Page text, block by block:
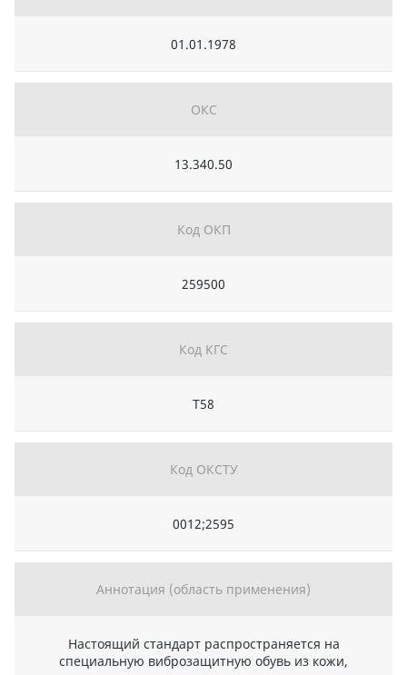
01.01.1978
ОКС
13.340.50
Код ОКП
259500
Код КГС
Т58
Код ОКСТУ
0012;2595
Аннотация (область применения)
Настоящий стандарт распространяется на
специальную виброзащитную обувь из кожи,